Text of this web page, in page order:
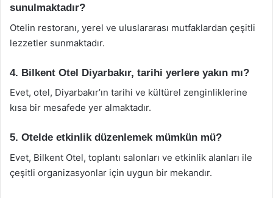
sunulmaktadır?
Otelin restoranı, yerel ve uluslararası mutfaklardan çeşitli
lezzetler sunmaktadır.
4. Bilkent Otel Diyarbakır, tarihi yerlere yakın mı?
Evet, otel, Diyarbakır’ın tarihi ve kültürel zenginliklerine
kısa bir mesafede yer almaktadır.
5. Otelde etkinlik düzenlemek mümkün mü?
Evet, Bilkent Otel, toplantı salonları ve etkinlik alanları ile
çeşitli organizasyonlar için uygun bir mekandır.